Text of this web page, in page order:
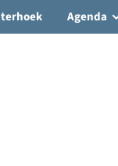
Agenda